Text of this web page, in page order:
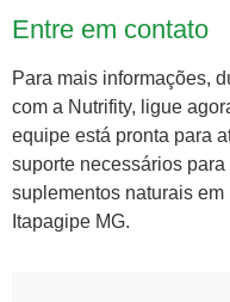
Entre em contato
Para mais informações,
com a Nutrifity, ligue
equipe está pronta para
suporte necessários
suplementos naturais
Itapagipe MG.